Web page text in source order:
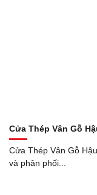
Cửa Thép Vân Gỗ
Cửa Thép Vân Gỗ
và phân phối...